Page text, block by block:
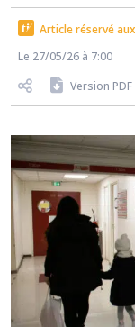
Article réservé
Le 27/05/26 à 7:00
Version PDF